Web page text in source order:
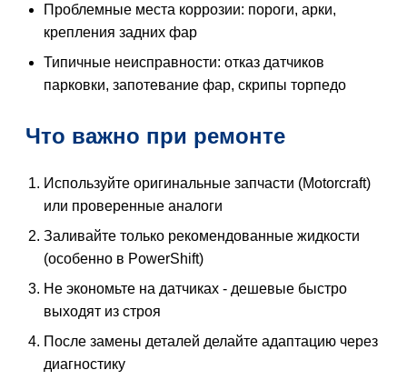
Проблемные места коррозии: пороги, арки,
крепления задних фар
Типичные неисправности: отказ датчиков
парковки, запотевание фар, скрипы торпедо
Что важно при ремонте
Используйте оригинальные запчасти (Motorcraft)
или проверенные аналоги
Заливайте только рекомендованные жидкости
(особенно в PowerShift)
Не экономьте на датчиках - дешевые быстро
выходят из строя
После замены деталей делайте адаптацию через
диагностику